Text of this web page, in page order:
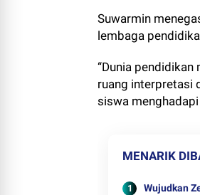
Suwarmin
lembaga
“Dunia
ruang interpretasi
siswa menghadapi
MENARIK
Wujudkan